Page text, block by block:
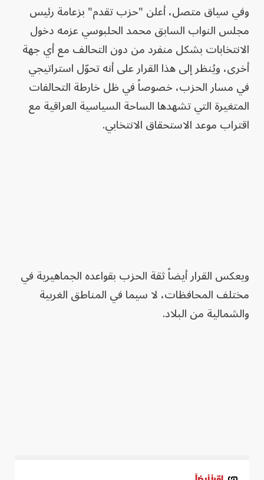
وفي سياق متصل، أعلن "حزب تقدم" بزعامة رئيس
مجلس النواب السابق محمد الحلبوسي عزمه دخول
الانتخابات بشكل منفرد من دون التحالف مع أي جهة
أخرى، ويُنظر إلى هذا القرار على أنه تحوّل استراتيجي
في مسار الحزب، خصوصاً في ظل خارطة التحالفات
المتغيرة التي تشهدها الساحة السياسية العراقية مع
اقتراب موعد الاستحقاق الانتخابي.
ويعكس القرار أيضاً ثقة الحزب بقواعده الجماهيرية في
مختلف المحافظات، لا سيما في المناطق الغربية
والشمالية من البلاد.